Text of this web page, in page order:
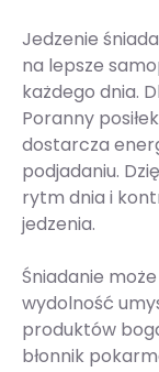
Jedzenie
na lepsze
każdego dnia.
Poranny
dostarcza
podjadaniu.
rytm dnia i
jedzenia.
Śniadanie
wydolność
produktów
błonnik